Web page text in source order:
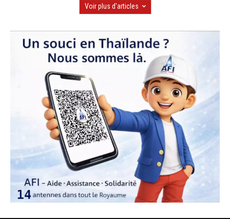
Voir plus d'articles